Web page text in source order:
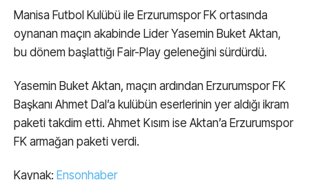
Manisa Futbol Kulübü ile Erzurumspor FK ortasında
oynanan maçın akabinde Lider Yasemin Buket Aktan,
bu dönem başlattığı Fair-Play geleneğini sürdürdü.
Yasemin Buket Aktan, maçın ardından Erzurumspor FK
Başkanı Ahmet Dal’a kulübün eserlerinin yer aldığı ikram
paketi takdim etti. Ahmet Kısım ise Aktan’a Erzurumspor
FK armağan paketi verdi.
Kaynak: Ensonhaber